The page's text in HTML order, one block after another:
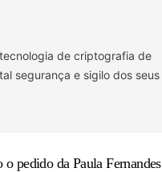
de criptografia de
segurança e sigilo dos seus
o pedido da Paula Fernandes